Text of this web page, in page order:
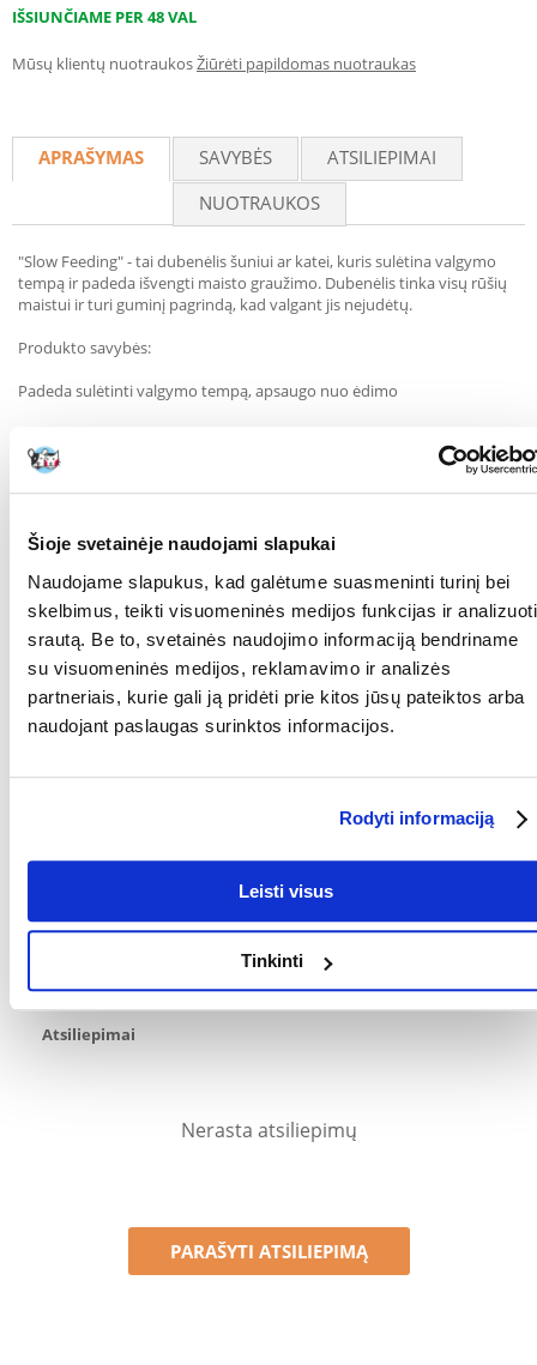
Šioje svetainėje naudojami slapukai
Naudojame slapukus, kad galėtume suasmeninti turinį bei
skelbimus, teikti visuomeninės medijos funkcijas ir analizuoti
srautą. Be to, svetainės naudojimo informaciją bendriname
su visuomeninės medijos, reklamavimo ir analizės
partneriais, kurie gali ją pridėti prie kitos jūsų pateiktos arba
naudojant paslaugas surinktos informacijos.
Rodyti informaciją
Leisti visus
Tinkinti
IŠSIUNČIAME PER 48 VAL
Mūsų klientų nuotraukosŽiūrėti papildomas nuotraukas
APRAŠYMAS SAVYBĖS
ATSILIEPIMAI
NUOTRAUKOS
"Slow Feeding" - tai dubenėlis šuniui ar katei, kuris sulėtina valgymo
tempą ir padeda išvengti maisto graužimo. Dubenėlis tinka visų rūšių
maistui ir turi guminį pagrindą, kad valgant jis nejudėtų.
Produkto savybės:
Padeda sulėtinti valgymo tempą, apsaugo nuo ėdimo
Guminis pagrindas neleidžia dubenėliui pasislinkti
Tūris: 0,45 l
Skersmuo: 23 cm
Paskirtis:
Tūrio vienetas: idealiai tinka šunims ir katėms, kurios ėda per greitai,
padeda pagerinti virškinimą ir sumažinti užspringimo riziką.
Parametrai
Produktą gali vertinti tik registruoti FERA.LT klientai, kurie jį
įsigijo. Žvaigždučių įvertinimas yra visų įvertinimų vidurkis.
Patikrinę atsiliepimus, paskelbsime ir teigiamus, ir neigiamus
Atsiliepimai
Nerasta atsiliepimų
PARAŠYTI ATSILIEPIMĄ